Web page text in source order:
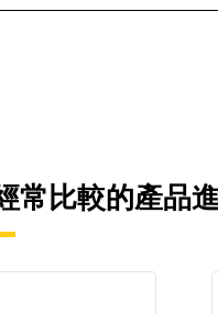
常比較的產品